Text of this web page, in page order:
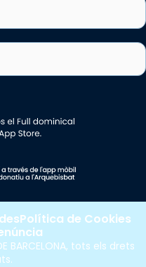
BARCELONA, tots els drets
Política de Cookies